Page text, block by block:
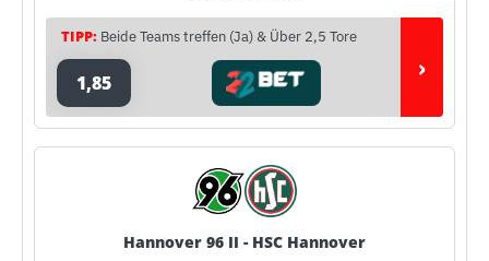
TIPP: Beide Teams treffen (Ja) & Über 2,5 Tore
1,85 ›
Hannover 96 II - HSC Hannover